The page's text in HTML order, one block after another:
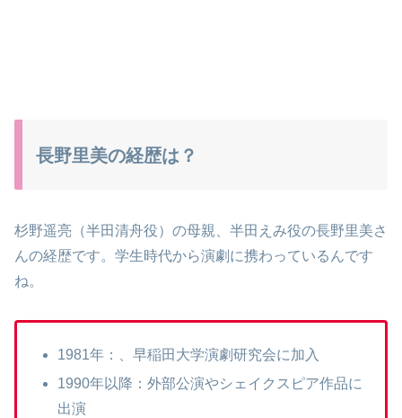
長野里美の経歴は？
杉野遥亮（半田清舟役）の母親、半田えみ役の長野里美さ
んの経歴です。学生時代から演劇に携わっているんです
ね。
1981年：、早稲田大学演劇研究会に加入
1990年以降：外部公演やシェイクスピア作品に
出演